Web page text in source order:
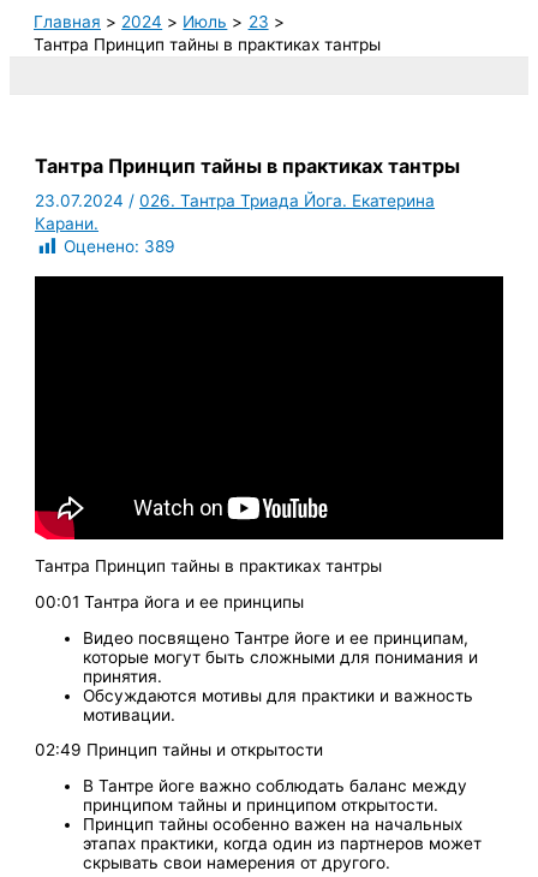
Главная
2024 Июль
23
Тантра Принцип тайны в практиках тантры
Тантра Принцип тайны в практиках тантры
23.07.2024/026. Тантра Триада Йога. Екатерина
Карани.
Оценено: 389
Тантра Принцип тайны в практиках тантры
00:01 Тантра йога и ее принципы
Видео посвящено Тантре йоге и ее принципам,
которые могут быть сложными для понимания и
принятия.
Обсуждаются мотивы для практики и важность
мотивации.
02:49 Принцип тайны и открытости
В Тантре йоге важно соблюдать баланс между
принципом тайны и принципом открытости.
Принцип тайны особенно важен на начальных
этапах практики, когда один из партнеров может
скрывать свои намерения от другого.